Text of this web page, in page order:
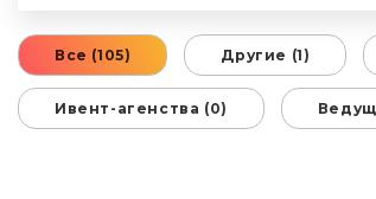
Все (105) Другие (1)
Ивент-агенства (0)